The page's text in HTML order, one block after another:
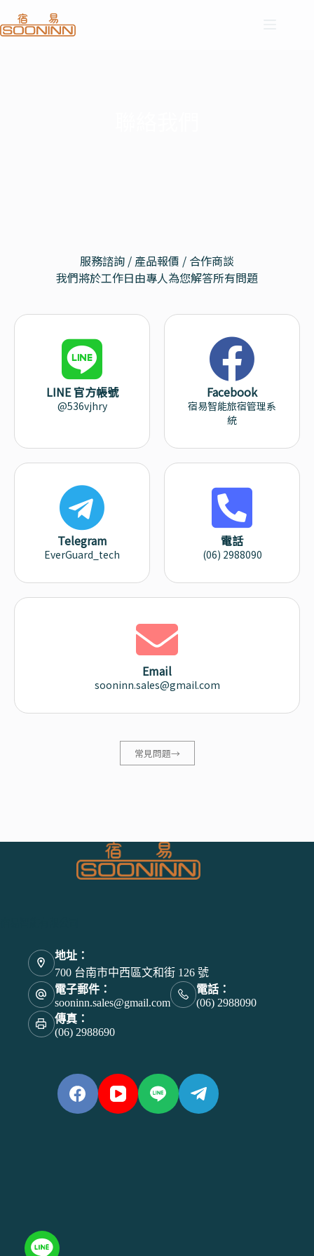
服務諮詢 / 產品報價 / 合作商談
我們將於工作日由專人為您解答所有問題
LINE 官方帳號
@536vjhry
Facebook
宿易智能旅宿管理系
統
Telegram
EverGuard_tech
電話
(06) 2988090
Email
sooninn.sales@gmail.com
常見問題→
地址：
700 台南市中西區文和街 126 號
電子郵件：
sooninn.sales@gmail.com
電話：
(06) 2988090
傳真：
(06) 2988690